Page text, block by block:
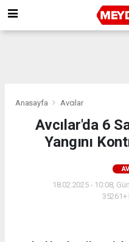
Anasayfa Avcılar
Avcılar'da 6
Yangını
18.02.2025 - 10:08,
35261+